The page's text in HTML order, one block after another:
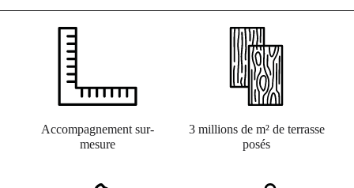
Accompagnement sur-
mesure
3 millions de m² de terrasse
posés